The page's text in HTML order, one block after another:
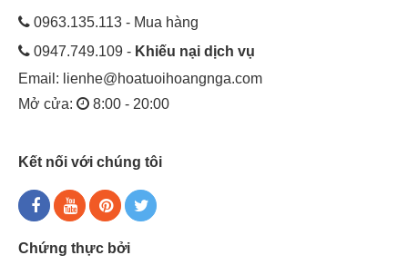
0963.135.113 - Mua hàng
0947.749.109 - Khiếu nại dịch vụ
Email: lienhe@hoatuoihoangnga.com
Mở cửa:
8:00 - 20:00
Kết nối với chúng tôi
Chứng thực bởi